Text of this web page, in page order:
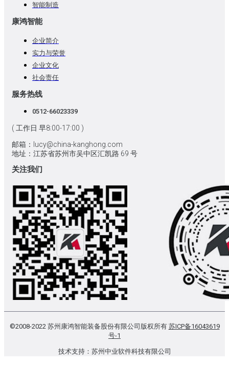
智能制造
康鸿智能
企业简介
实力与荣誉
企业文化
社会责任
服务热线
0512-66023339
( 工作日 早8:00-17:00 )
邮箱：lucy@china-kanghong.com
地址：江苏省苏州市吴中区汇凯路 69 号
关注我们
©2008-2022 苏州康鸿智能装备股份有限公司版权所有 苏ICP备16043619
号-1
技术支持：苏州中业软件科技有限公司